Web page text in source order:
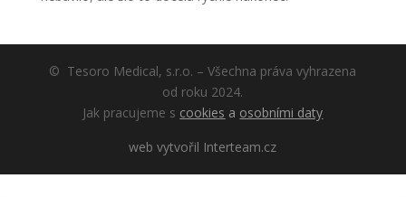
© Tesoro Medical, s.r.o. – Všechna práva vyhrazena
od roku 2024.
Jak pracujeme s cookies a osobními daty
web vytvořil Interteam.cz